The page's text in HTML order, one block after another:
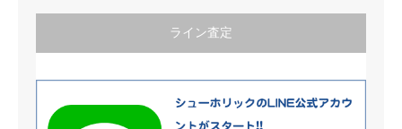
ライン査定